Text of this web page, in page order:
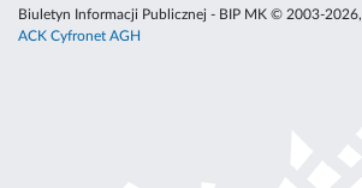
Biuletyn Informacji Publicznej - BIP MK © 2003-2026,
ACK Cyfronet AGH